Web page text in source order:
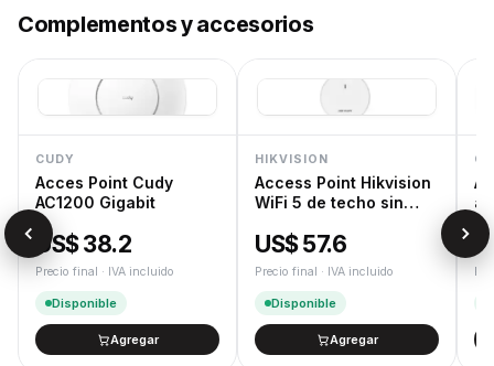
Complementos y accesorios
CUDY
Acces Point Cudy
AC1200 Gigabit
US$ 38.2
Precio final · IVA incluido
Disponible
Agregar
HIKVISION
Access Point Hikvision
WiFi 5 de techo sin
US$ 57.6
Precio final · IVA incluido
Disponible
Agregar
a